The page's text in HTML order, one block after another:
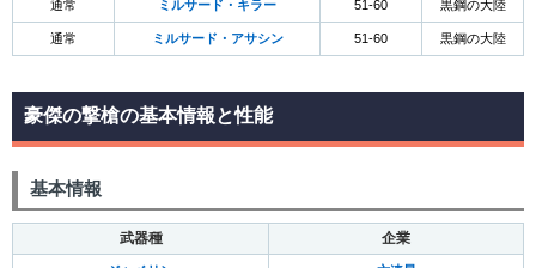
通常 ミルサード・キラー 51-60 黒鋼の大陸
通常 ミルサード・アサシン 51-60 黒鋼の大陸
豪傑の撃槍の基本情報と性能
基本情報
武器種 企業